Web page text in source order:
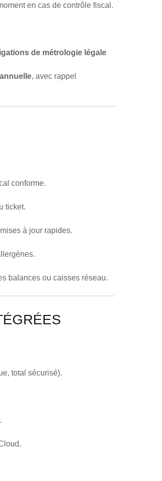
en cas de contrôle fiscal.
de métrologie légale
, avec rappel
conforme.
ticket.
à jour rapides.
balances ou caisses réseau.
total sécurisé).